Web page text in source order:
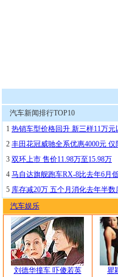
汽车新闻排行TOP10
1 热销车型价格回升 新三样11万元
2 丰田花冠威驰全系优惠4000元 仅
3 双环上市 售价11.98万至15.98万
4 马自达旗舰跑车RX-8比去年6月
5 库存减20万 五个月消化去年半数
汽车娱乐
刘德华撞车 吓傻若英 瞿